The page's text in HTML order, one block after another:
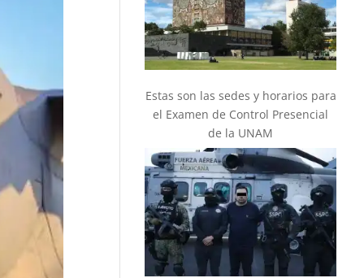
Estas son las sedes y horarios para
el Examen de Control Presencial
de la UNAM